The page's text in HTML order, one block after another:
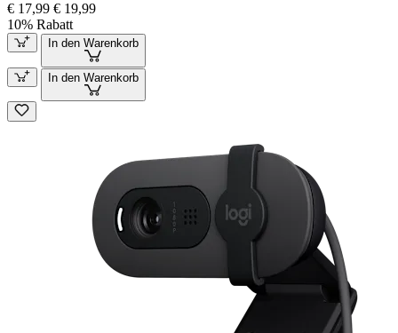
€ 17,99 € 19,99
10% Rabatt
In den Warenkorb
In den Warenkorb